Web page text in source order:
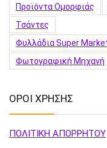
Προϊόντα Ομορφιάς
Τσάντες
Φυλλάδια Super
Φωτογραφική Μηχανή
ΟΡΟΙ ΧΡΗΣΗΣ
ΠΟΛΙΤΙΚΗ ΑΠΟΡΡΗΤΟΥ